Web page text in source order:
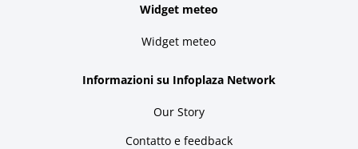
Widget meteo
Widget meteo
Informazioni su Infoplaza Network
Our Story
Contatto e feedback